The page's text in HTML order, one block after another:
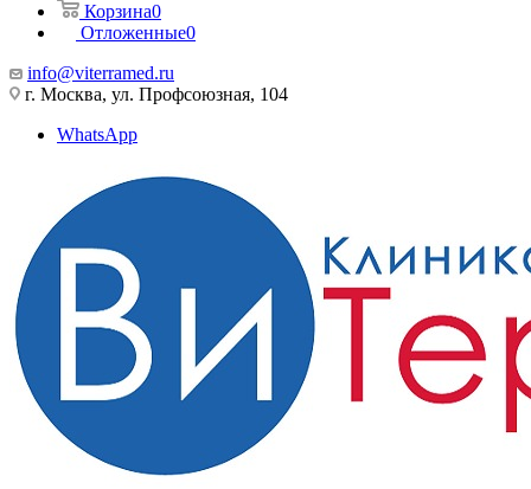
Корзина0
Отложенные0
info@viterramed.ru
г. Москва, ул. Профсоюзная, 104
WhatsApp